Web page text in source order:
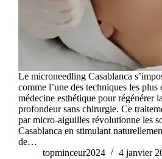
Le microneedling Casablanca
comme l’une des techniques les plus
médecine esthétique pour régénérer
profondeur sans chirurgie. Ce
par micro-aiguilles révolutionne les
Casablanca en stimulant
de…
topminceur2024
4 janvier